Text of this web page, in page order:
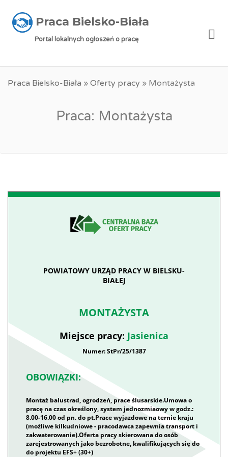
Praca Bielsko-Biała
Portal lokalnych ogłoszeń o pracę
Praca Bielsko-Biała » Oferty pracy » Montażysta
Praca: Montażysta
POWIATOWY URZĄD PRACY W BIELSKU-
BIAŁEJ
MONTAŻYSTA
Miejsce pracy: Jasienica
Numer: StPr/25/1387
OBOWIĄZKI:
Montaż balustrad, ogrodzeń, prace ślusarskie.Umowa o
pracę na czas określony, system jednozmiaowy w godz.:
8.00-16.00 od pn. do pt.Prace wyjazdowe na ternie kraju
(możliwe kilkudniowe - pracodawca zapewnia transport i
zakwaterowanie).Oferta pracy skierowana do osób
zarejestrowanych jako bezrobotne, kwalifikujących się do
do projektu EFS+ (30+)